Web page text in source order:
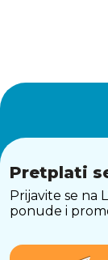
Pretplati
Prijavite se na
ponude i